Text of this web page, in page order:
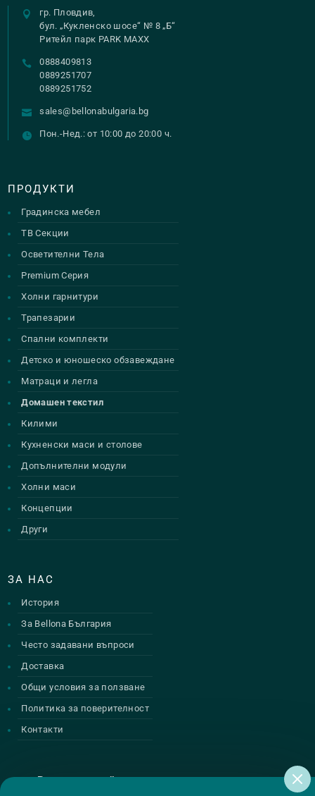
гр. Пловдив,
бул. „Кукленско шосе“ № 8 „Б“
Ритейл парк PARK MAXX
0888409813
0889251707
0889251752
sales@bellonabulgaria.bg
Пон.-Нед.: от 10:00 до 20:00 ч.
ПРОДУКТИ
Градинска мебел
ТВ Секции
Осветителни Тела
Premium Серия
Холни гарнитури
Трапезарии
Спални комплекти
Детско и юношеско обзавеждане
Матраци и легла
Домашен текстил
Килими
Кухненски маси и столове
Допълнителни модули
Холни маси
Концепции
Други
ЗА НАС
История
За Bellona България
Често задавани въпроси
Доставка
Общи условия за ползване
Политика за поверителност
Контакти
Регистрирай се за нашите атрактивни